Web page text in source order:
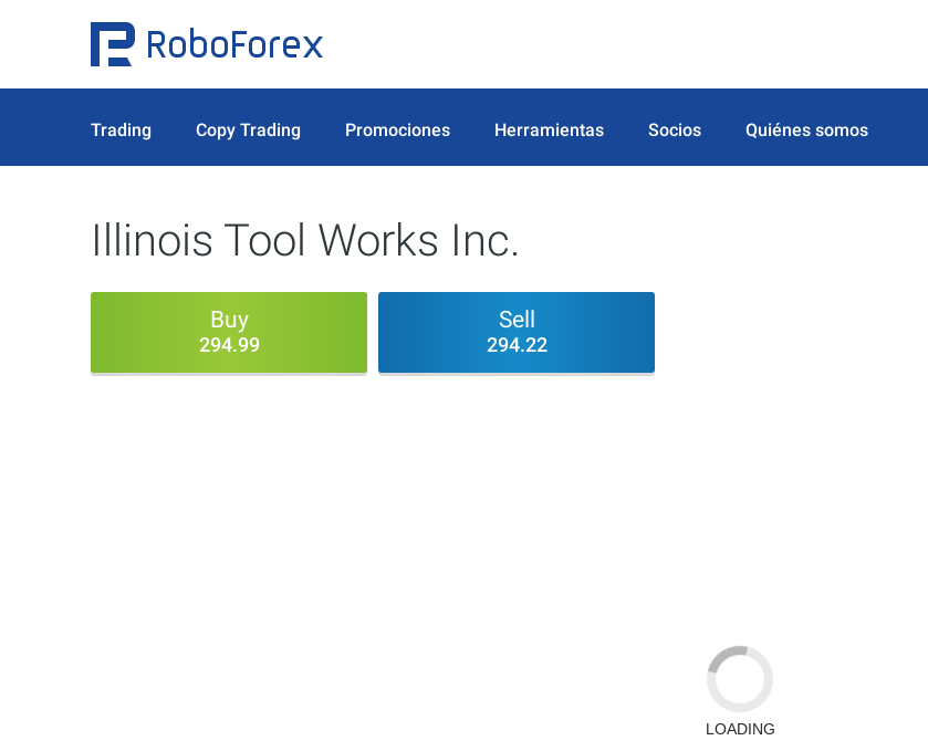
Trading Copy Trading Promociones Herramientas Socios Quiénes somos
Illinois Tool Works Inc.
Buy
294.99
Sell
294.22